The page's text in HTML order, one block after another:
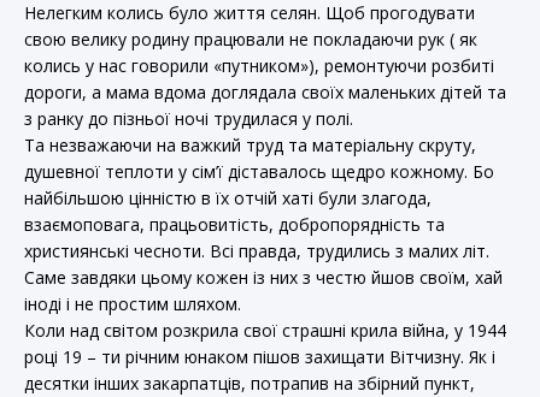
Нелегким колись було життя селян. Щоб прогодувати
свою велику родину працювали не покладаючи рук ( як
колись у нас говорили «путником»), ремонтуючи розбиті
дороги, а мама вдома доглядала своїх маленьких дітей та
з ранку до пізньої ночі трудилася у полі.
Та незважаючи на важкий труд та матеріальну скруту,
душевної теплоти у сім’ї діставалось щедро кожному. Бо
найбільшою цінністю в їх отчій хаті були злагода,
взаємоповага, працьовитість, добропорядність та
християнські чесноти. Всі правда, трудились з малих літ.
Саме завдяки цьому кожен із них з честю йшов своїм, хай
іноді і не простим шляхом.
Коли над світом розкрила свої страшні крила війна, у 1944
році 19 – ти річним юнаком пішов захищати Вітчизну. Як і
десятки інших закарпатців, потрапив на збірний пункт,